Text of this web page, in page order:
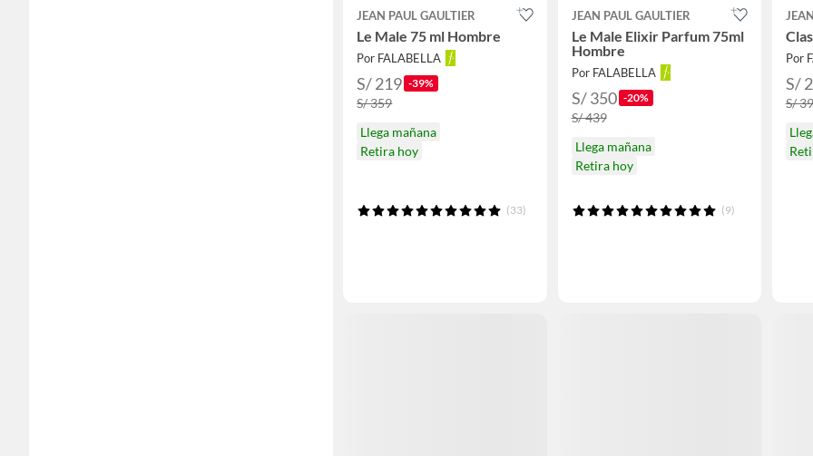
JEAN PAUL GAULTIER
Le Male 75 ml Hombre
Por FALABELLA
S/ 219 -39%
S/ 359
Llega mañana
Retira hoy
(33)
JEAN PAUL GAULTIER
Le Male Elixir Parfum 75ml
Hombre
Por FALABELLA
S/ 350 -20%
S/ 439
Llega mañana
Retira hoy
(9)
Por
S/
S/